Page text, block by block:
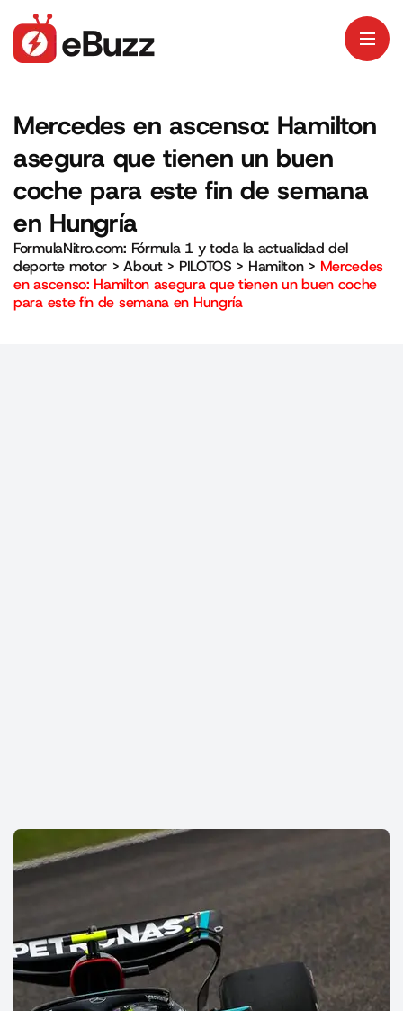
Mercedes en ascenso: Hamilton
asegura que tienen un buen
coche para este fin de semana
en Hungría
FormulaNitro.com: Fórmula 1 y toda la actualidad del
deporte motor >About> PILOTOS > Hamilton> Mercedes
en ascenso: Hamilton asegura que tienen un buen coche
para este fin de semana en Hungría